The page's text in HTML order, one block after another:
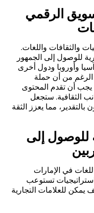
الرقمي
والثقافات واللغات.
للوصول إلى الجمهور
وأوروبا ودول أخرى
الرغم من أن حملة
يجب أن تقدم المحتوى
الثقافية. ستجعل
مما يعزز الثقة
للوصول إلى
في الإمارات
تستوعب
يمكن للعلامات التجارية